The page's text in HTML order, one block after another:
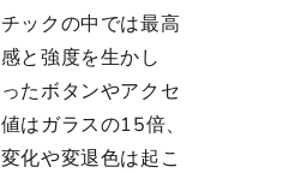
ックの中では最高
と強度を生かし
たボタンやアクセ
はガラスの15倍、
化や変退色は起こ